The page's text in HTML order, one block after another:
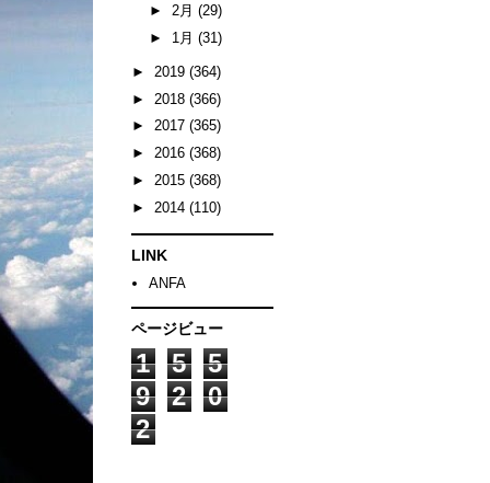
► 2月 (29)
► 1月 (31)
► 2019 (364)
► 2018 (366)
► 2017 (365)
► 2016 (368)
► 2015 (368)
► 2014 (110)
LINK
ANFA
ページビュー
1 5
5
9
2
0
2